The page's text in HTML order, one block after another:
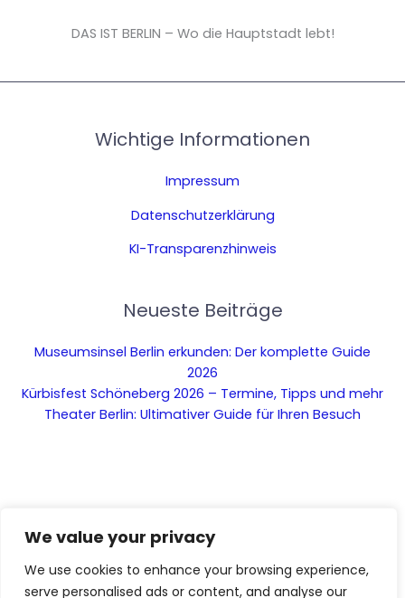
We value your privacy
We use cookies to enhance your browsing experience,
serve personalised ads or content, and analyse our
DAS IST BERLIN – Wo die Hauptstadt lebt!
Wichtige Informationen
Impressum
Datenschutzerklärung
KI-Transparenzhinweis
Neueste Beiträge
Museumsinsel Berlin erkunden: Der komplette Guide
2026
Kürbisfest Schöneberg 2026 – Termine, Tipps und mehr
Theater Berlin: Ultimativer Guide für Ihren Besuch